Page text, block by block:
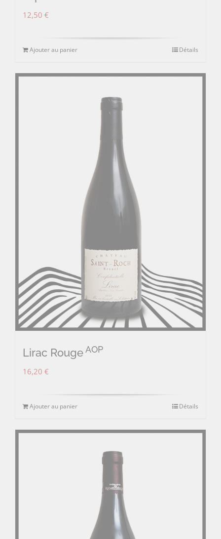
12,50 €
Ajouter au panier Détails
Lirac RougeAOP
16,20 €
Ajouter au panier Détails